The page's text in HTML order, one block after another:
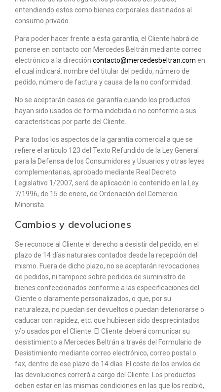
entendiendo estos como bienes corporales destinados al
consumo privado.
Para poder hacer frente a esta garantía, el Cliente habrá de
ponerse en contacto con Mercedes Beltrán mediante correo
electrónico a la dirección contacto@mercedesbeltran.com en
el cual indicará: nombre del titular del pedido, número de
pedido, número de factura y causa de la no conformidad.
No se aceptarán casos de garantía cuando los productos
hayan sido usados de forma indebida o no conforme a sus
características por parte del Cliente.
Para todos los aspectos de la garantía comercial a que se
refiere el artículo 123 del Texto Refundido de la Ley General
para la Defensa de los Consumidores y Usuarios y otras leyes
complementarias, aprobado mediante Real Decreto
Legislativo 1/2007, será de aplicación lo contenido en la Ley
7/1996, de 15 de enero, de Ordenación del Comercio
Minorista.
Cambios y devoluciones
Se reconoce al Cliente el derecho a desistir del pedido, en el
plazo de 14 días naturales contados desde la recepción del
mismo. Fuera de dicho plazo, no se aceptarán revocaciones
de pedidos, ni tampoco sobre pedidos de suministro de
bienes confeccionados conforme a las especificaciones del
Cliente o claramente personalizados, o que, por su
naturaleza, no puedan ser devueltos o puedan deteriorarse o
caducar con rapidez, etc. que hubiesen sido desprecintados
y/o usados por el Cliente. El Cliente deberá comunicar su
desistimiento a Mercedes Beltrán a través del Formulario de
Desistimiento mediante correo electrónico, correo postal o
fax, dentro de ese plazo de 14 días. El coste de los envíos de
las devoluciones correrá a cargo del Cliente. Los productos
deben estar en las mismas condiciones en las que los recibió,